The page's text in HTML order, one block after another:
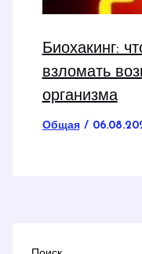
Биохакинг:
взломать
организма
Общая/